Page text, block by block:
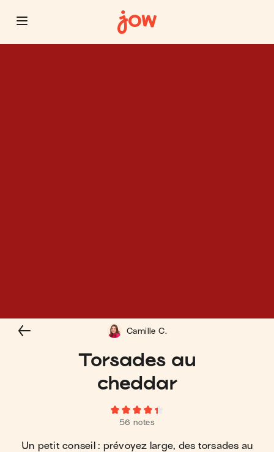
Torsades au
cheddar
56 notes
Un petit conseil : prévoyez large, des torsades au
Camille C.